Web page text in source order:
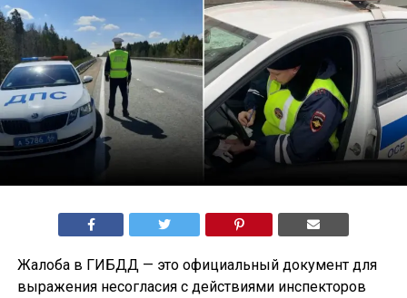
Жалоба в ГИБДД — это официальный документ для
выражения несогласия с действиями инспекторов